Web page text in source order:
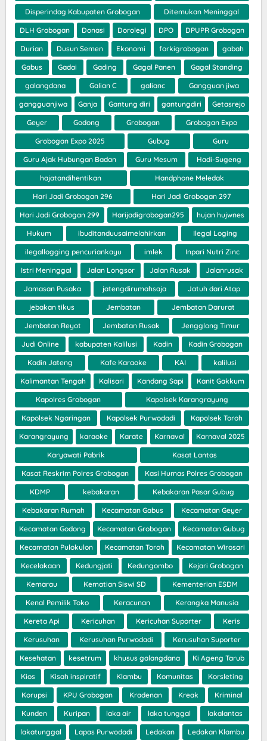
Disperindag Kabupaten Grobogan Ditemukan Meninggal
DLH Grobogan Donasi Dorolegi DPO DPUPR Grobogan
Durian Dusun Semen Ekonomi forkigrobogan gabah
Gabus Gadai Gading Gagal Panen Gagal Standing
galangdana Galian C galianc Gangguan jiwa
gangguanjiwa Ganja Gantung diri gantungdiri Getasrejo
Geyer Godong Grobogan Grobogan Expo
Grobogan Expo 2025 Gubug Guru
Guru Ajak Hubungan Badan Guru Mesum Hadi-Sugeng
hajatandihentikan Handphone Meledak
Hari Jadi Grobogan 296 Hari Jadi Grobogan 297
Hari Jadi Grobogan 299 Harijadigrobogan295 hujan hujwnes
Hukum ibuditanduusaimelahirkan Ilegal Loging
ilegallogging pencuriankayu imlek Inpari Nutri Zinc
Istri Meninggal Jalan Longsor Jalan Rusak Jalanrusak
Jamasan Pusaka jatengdirumahsaja Jatuh dari Atap
jebakan tikus Jembatan Jembatan Darurat
Jembatan Reyot Jembatan Rusak Jengglong Timur
Judi Online kabupaten Kalilusi Kadin Kadin Grobogan
Kadin Jateng Kafe Karaoke KAI kalilusi
Kalimantan Tengah Kalisari Kandang Sapi Kanit Gakkum
Kapolres Grobogan Kapolsek Karangrayung
Kapolsek Ngaringan Kapolsek Purwodadi Kapolsek Toroh
Karangrayung karaoke Karate Karnaval Karnaval 2025
Karyawati Pabrik Kasat Lantas
Kasat Reskrim Polres Grobogan Kasi Humas Polres Grobogan
KDMP kebakaran Kebakaran Pasar Gubug
Kebakaran Rumah Kecamatan Gabus Kecamatan Geyer
Kecamatan Godong Kecamatan Grobogan Kecamatan Gubug
Kecamatan Pulokulon Kecamatan Toroh Kecamatan Wirosari
Kecelakaan Kedungjati Kedungombo Kejari Grobogan
Kemarau Kematian Siswi SD Kementerian ESDM
Kenal Pemilik Toko Keracunan Kerangka Manusia
Kereta Api Kericuhan Kericuhan Suporter Keris
Kerusuhan Kerusuhan Purwodadi Kerusuhan Suporter
Kesehatan kesetrum khusus galangdana Ki Ageng Tarub
Kios Kisah inspiratif Klambu Komunitas Korsleting
Korupsi KPU Grobogan Kradenan Kreak Kriminal
Kunden Kuripan laka air laka tunggal lakalantas
lakatunggal Lapas Purwodadi Ledakan Ledakan Klambu